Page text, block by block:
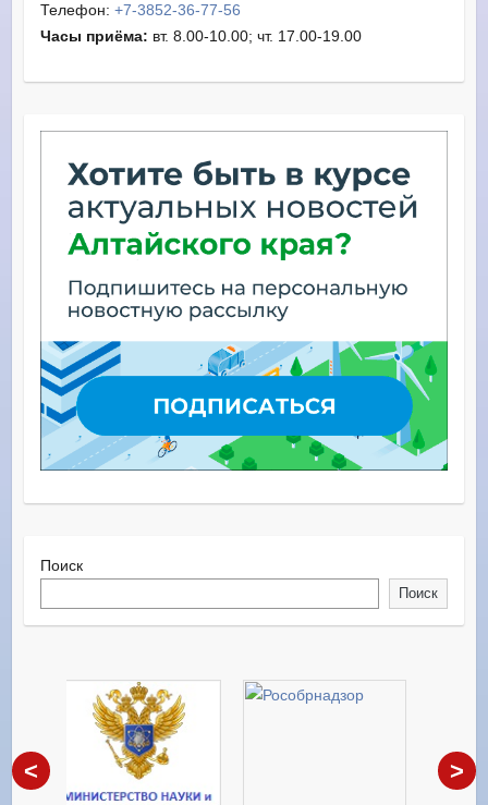
Телефон: +7-3852-36-77-56
Часы приёма: вт. 8.00-10.00; чт. 17.00-19.00
Поиск
Поиск
< >